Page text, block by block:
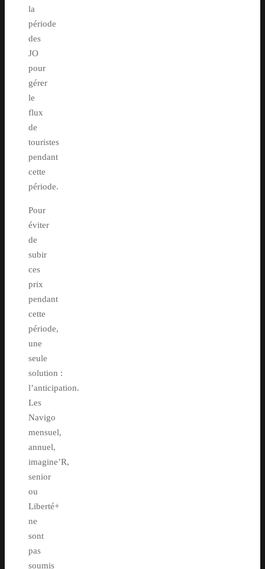
la
période
des
JO
pour
gérer
le
flux
de
touristes
pendant
cette
période.
Pour
éviter
de
subir
ces
prix
pendant
cette
période,
une
seule
solution :
l’anticipation.
Les
Navigo
mensuel,
annuel,
imagine’R,
senior
ou
Liberté+
ne
sont
pas
soumis